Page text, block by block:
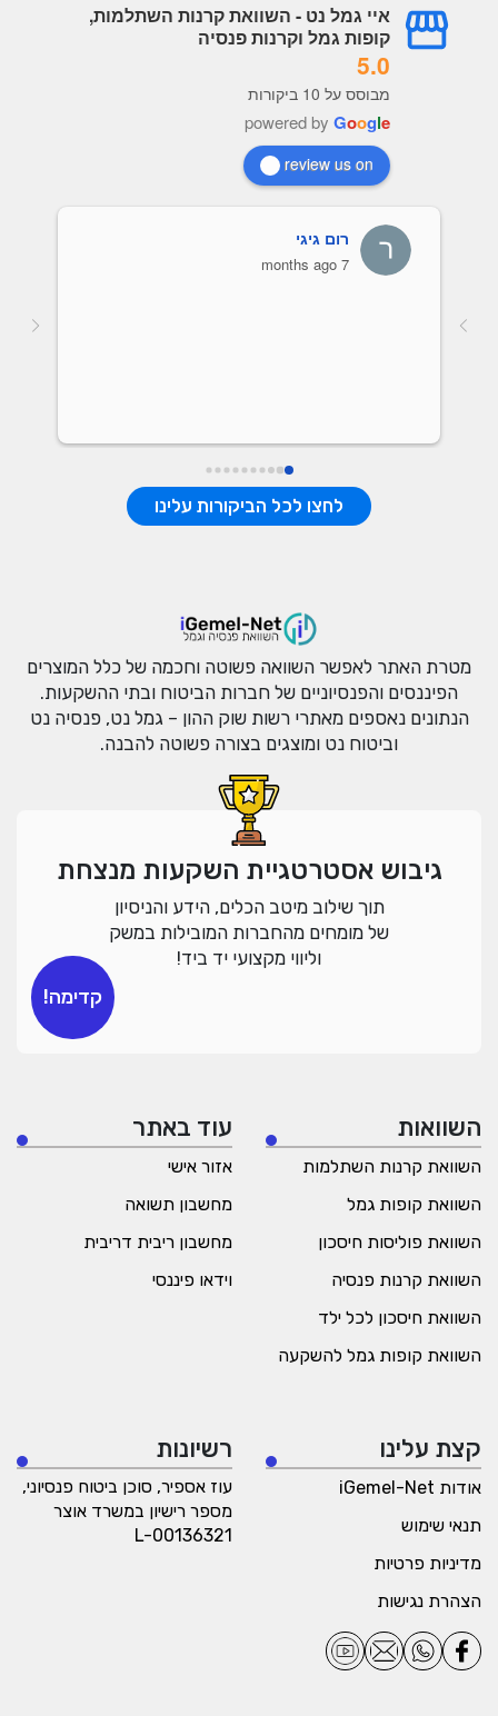
איי גמל נט - השוואת קרנות השתלמות,
קופות גמל וקרנות פנסיה
5.0
מבוסס על 10 ביקורות
powered by Google
review us on
רום גיגי
7 months ago
לחצו לכל הביקורות עלינו
מטרת האתר לאפשר השוואה פשוטה וחכמה של כלל המוצרים
הפיננסים והפנסיוניים של חברות הביטוח ובתי ההשקעות.
הנתונים נאספים מאתרי רשות שוק ההון – גמל נט, פנסיה נט
וביטוח נט ומוצגים בצורה פשוטה להבנה.
גיבוש אסטרטגיית השקעות מנצחת
תוך שילוב מיטב הכלים, הידע והניסיון
של מומחים מהחברות המובילות במשק
וליווי מקצועי יד ביד!
קדימה!
השוואות
השוואת קרנות השתלמות
השוואת קופות גמל
השוואת פוליסות חיסכון
השוואת קרנות פנסיה
השוואת חיסכון לכל ילד
השוואת קופות גמל להשקעה
עוד באתר
אזור אישי
מחשבון תשואה
מחשבון ריבית דריבית
וידאו פיננסי
קצת עלינו
אודות iGemel-Net
תנאי שימוש
מדיניות פרטיות
הצהרת נגישות
רשיונות
עוז אספיר, סוכן ביטוח פנסיוני,
מספר רישיון במשרד אוצר
L-00136321